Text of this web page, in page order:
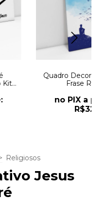
Kit
Quadro
Frase
no PIX a
Religiosos
Jesus